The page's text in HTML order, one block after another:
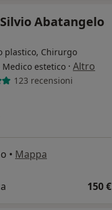
Abatangelo
plastico, Chirurgo
Medico estetico · Altro
123 recensioni
• Mappa
150 €